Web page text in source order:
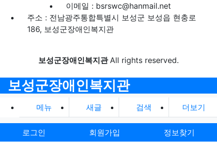
이메일 : bsrswc@hanmail.net
주소 : 전남광주통합특별시 보성군 보성읍 현충로
186, 보성군장애인복지관
보성군장애인복지관All rights reserved.
보성군장애인복지관
메뉴 새글 검색 더보기
로그인 회원가입 정보찾기